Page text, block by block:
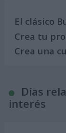
El clásico
Crea tu
Crea una
Días
interés